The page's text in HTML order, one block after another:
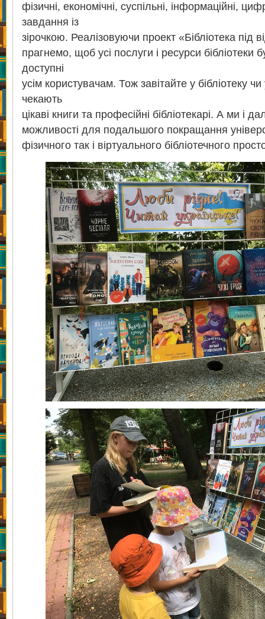
фізичні, економічні, суспільні, інформаційні,
завдання із
зірочкою. Реалізовуючи проект «Бібліотека під
прагнемо, щоб усі послуги і ресурси
доступні
усім користувачам. Тож завітайте у бібліотеку
чекають
цікаві книги та професійні бібліотекарі. А ми і
можливості для подальшого покращання
фізичного так і віртуального бібліотечного